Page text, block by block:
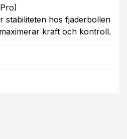
stabiliteten hos fjäderbollen
kraft och kontroll.